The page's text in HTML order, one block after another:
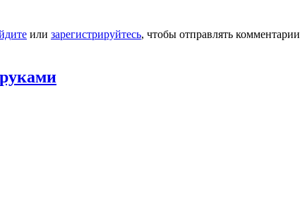
или зарегистрируйтесь, чтобы отправлять комментарии